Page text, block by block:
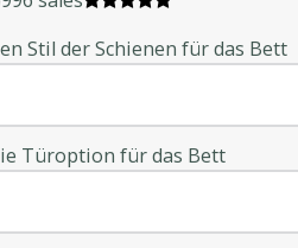
Stil der Schienen für das Bett
Türoption für das Bett